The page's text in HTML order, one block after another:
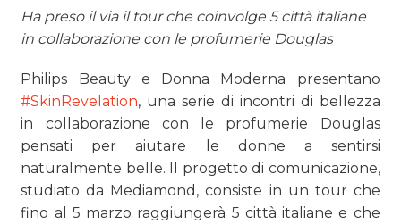
Ha preso il via il tour che coinvolge 5 città italiane
in collaborazione con le profumerie Douglas
Philips Beauty e Donna Moderna presentano
#SkinRevelation, una serie di incontri di bellezza
in collaborazione con le profumerie Douglas
pensati per aiutare le donne a sentirsi
naturalmente belle. Il progetto di comunicazione,
studiato da Mediamond, consiste in un tour che
fino al 5 marzo raggiungerà 5 città italiane e che